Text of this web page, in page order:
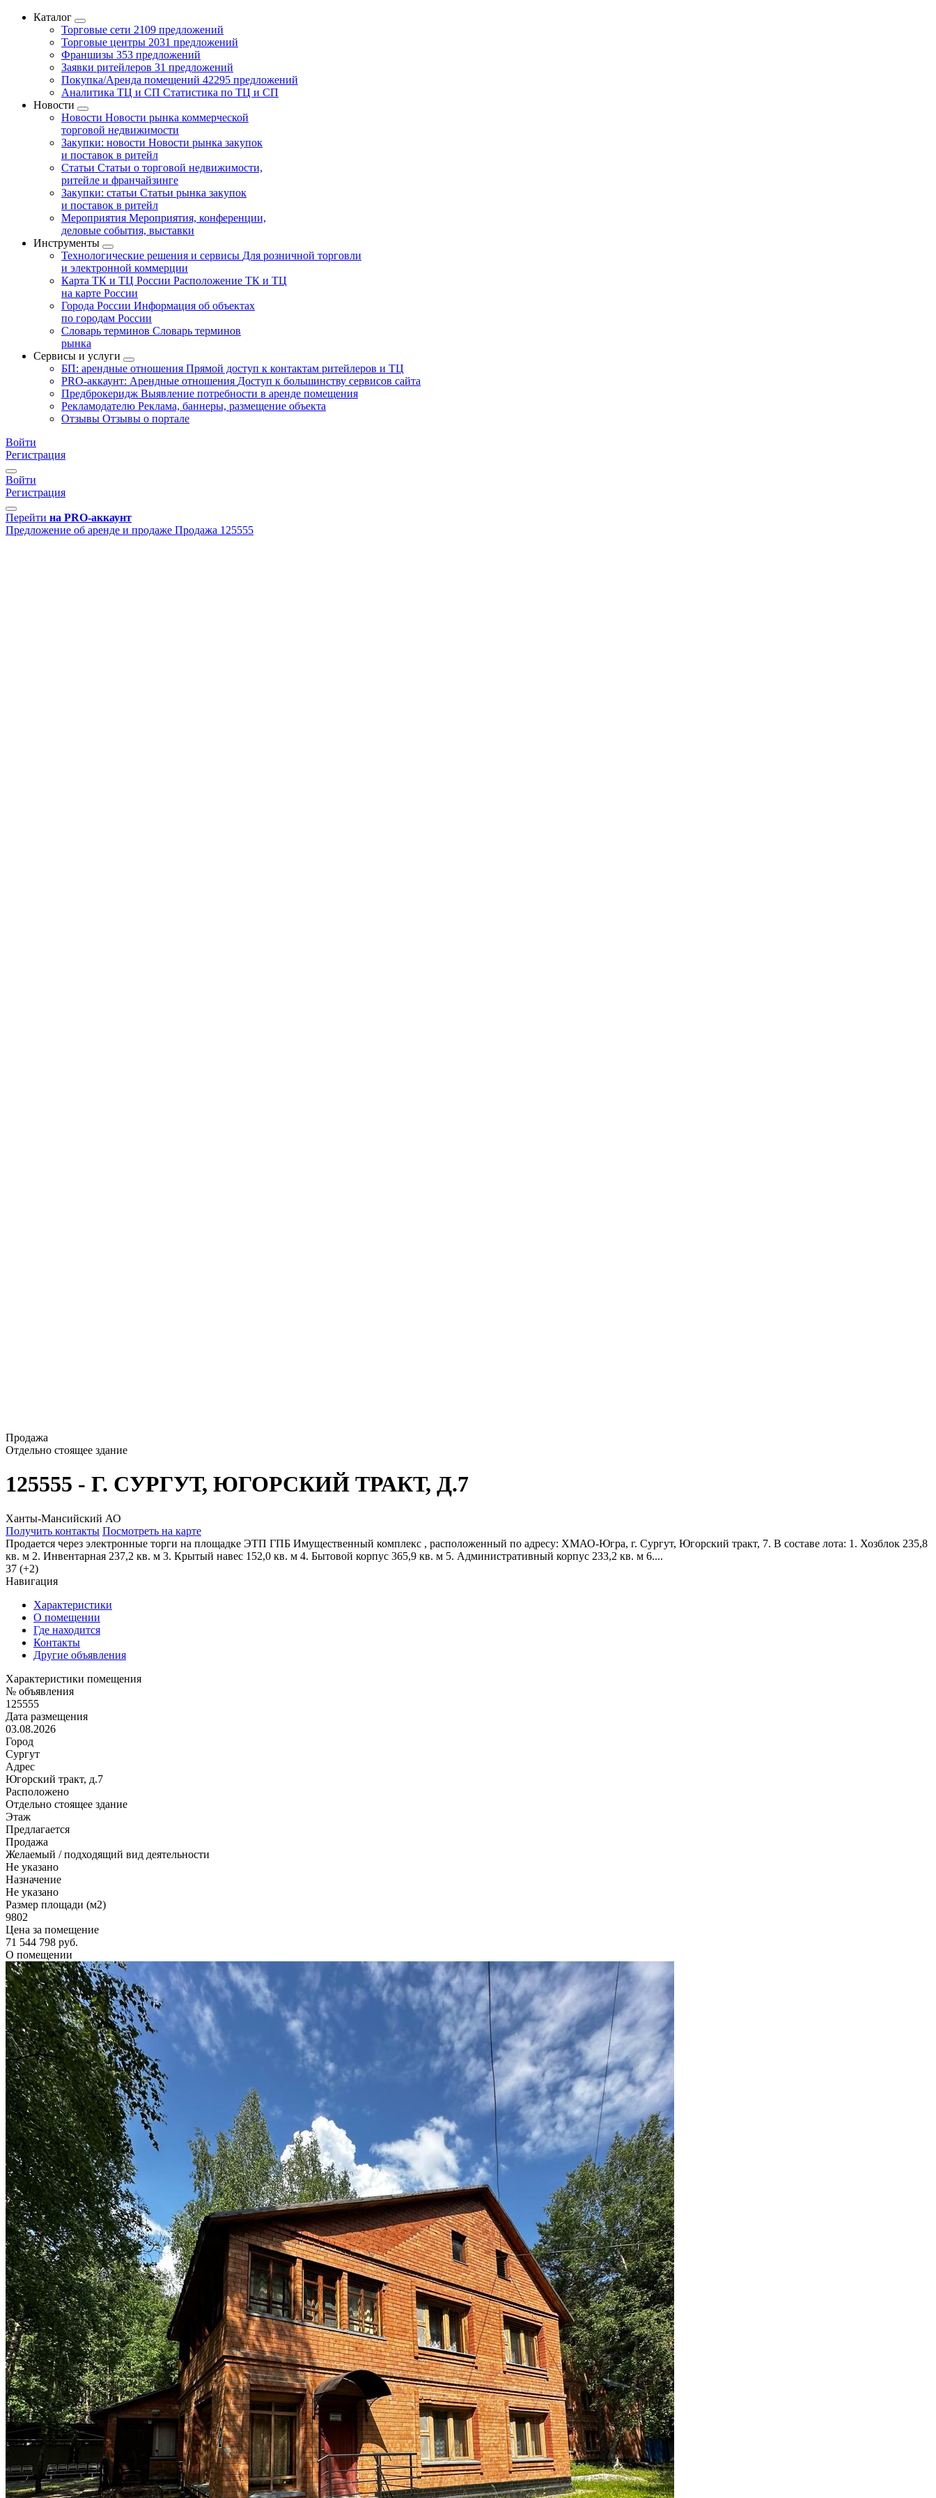
Каталог
Торговые сети 2109 предложений
Торговые центры 2031 предложений
Франшизы 353 предложений
Заявки ритейлеров 31 предложений
Покупка/Аренда помещений 42295 предложений
Аналитика ТЦ и СП Статистика по ТЦ и СП
Новости
Новости Новости рынка коммерческой
торговой недвижимости
Закупки: новости Новости рынка закупок
и поставок в ритейл
Статьи Статьи о торговой недвижимости,
ритейле и франчайзинге
Закупки: статьи Статьи рынка закупок
и поставок в ритейл
Мероприятия Мероприятия, конференции,
деловые события, выставки
Инструменты
Технологические решения и сервисы Для розничной торговли
и электронной коммерции
Карта ТК и ТЦ России Расположение ТК и ТЦ
на карте России
Города России Информация об объектах
по городам России
Словарь терминов Словарь терминов
рынка
Сервисы и услуги
БП: арендные отношения Прямой доступ к контактам ритейлеров и ТЦ
PRO-аккаунт: Арендные отношения Доступ к большинству сервисов сайта
Предброкеридж Выявление потребности в аренде помещения
Рекламодателю Реклама, баннеры, размещение объекта
Отзывы Отзывы о портале
Войти
Регистрация
Войти
Регистрация
Перейти на PRO-аккаунт
Предложение об аренде и продаже Продажа 125555
Продажа
Отдельно стоящее здание
125555 - Г. СУРГУТ, ЮГОРСКИЙ ТРАКТ, Д.7
Ханты-Мансийский АО
Получить контакты Посмотреть на карте
Продается через электронные торги на площадке ЭТП ГПБ Имущественный комплекс , расположенный по адресу: ХМАО-Югра, г. Сургут, Югорский тракт, 7. В составе лота: 1. Хозблок 235,8
кв. м 2. Инвентарная 237,2 кв. м 3. Крытый навес 152,0 кв. м 4. Бытовой корпус 365,9 кв. м 5. Административный корпус 233,2 кв. м 6....
37 (+2)
Навигация
Характеристики
О помещении
Где находится
Контакты
Другие объявления
Характеристики помещения
№ объявления
125555
Дата размещения
03.08.2026
Город
Сургут
Адрес
Югорский тракт, д.7
Расположено
Отдельно стоящее здание
Этаж
Предлагается
Продажа
Желаемый / подходящий вид деятельности
Не указано
Назначение
Не указано
Размер площади (м2)
9802
Цена за помещение
71 544 798 руб.
О помещении